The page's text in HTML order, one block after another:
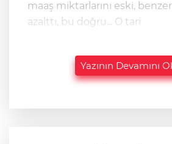
maaş miktarlarını eski,
azalttı, bu doğru... O tari
Yazının Devamını